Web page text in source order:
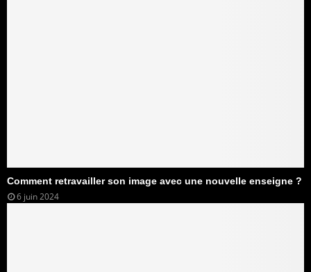
Comment retravailler son image avec une nouvelle enseigne ?
6 juin 2024